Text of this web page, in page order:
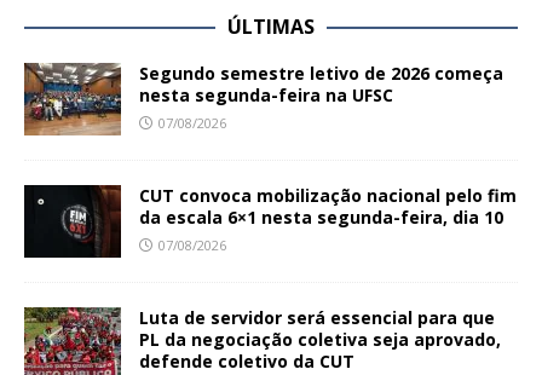
ÚLTIMAS
Segundo semestre letivo de 2026 começa
nesta segunda-feira na UFSC
07/08/2026
CUT convoca mobilização nacional pelo fim
da escala 6×1 nesta segunda-feira, dia 10
07/08/2026
Luta de servidor será essencial para que
PL da negociação coletiva seja aprovado,
defende coletivo da CUT